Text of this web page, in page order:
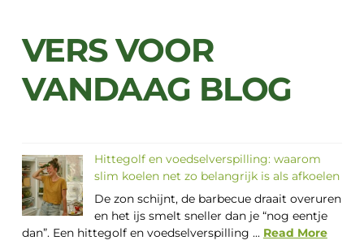
VERS VOOR
VANDAAG BLOG
Hittegolf en voedselverspilling: waarom
slim koelen net zo belangrijk is als afkoelen
De zon schijnt, de barbecue draait overuren
en het ijs smelt sneller dan je “nog eentje
dan”. Een hittegolf en voedselverspilling ... Read More